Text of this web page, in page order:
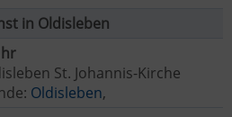
in Oldisleben
St. Johannis-Kirche
Oldisleben,